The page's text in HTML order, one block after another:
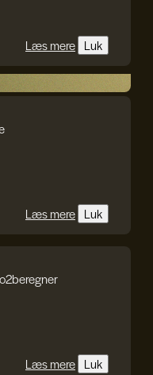
Læs mere Luk
Læs mere Luk
Læs mere Luk